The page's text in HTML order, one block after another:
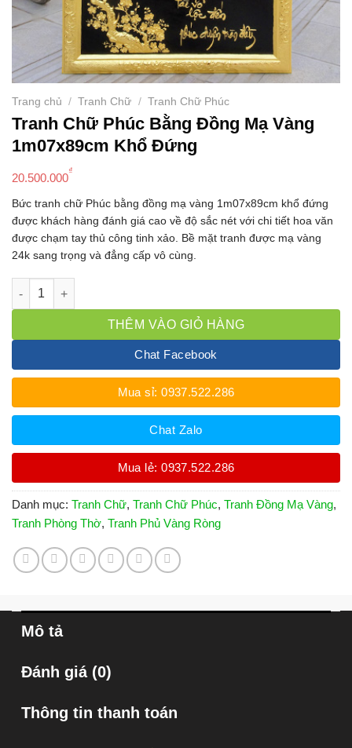
Trang chủ / Tranh Chữ / Tranh Chữ Phúc
Tranh Chữ Phúc Bằng Đồng Mạ Vàng
1m07x89cm Khổ Đứng
20.500.000
₫
Bức tranh chữ Phúc bằng đồng mạ vàng 1m07x89cm khổ đứng
được khách hàng đánh giá cao về độ sắc nét với chi tiết hoa văn
được chạm tay thủ công tinh xảo. Bề mặt tranh được mạ vàng
24k sang trọng và đẳng cấp vô cùng.
Tranh Chữ Phúc Bằng Đồng Mạ Vàng 1m07x89cm Khổ Đứng
THÊM VÀO GIỎ HÀNG
Chat Facebook
Mua sỉ: 0937.522.286
Chat Zalo
Mua lẻ: 0937.522.286
Danh mục: Tranh Chữ, Tranh Chữ Phúc, Tranh Đồng Mạ Vàng,
Tranh Phòng Thờ, Tranh Phủ Vàng Ròng
Mô tả
Đánh giá (0)
Thông tin thanh toán